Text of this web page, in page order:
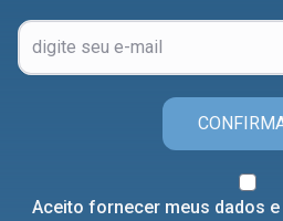
Aceito fornecer meus dados